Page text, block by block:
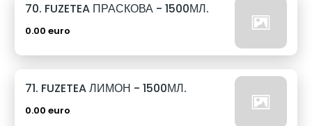
70. FUZETEA ПРАСКОВА - 1500МЛ.
0.00 euro
71. FUZETEA ЛИМОН - 1500МЛ.
0.00 euro